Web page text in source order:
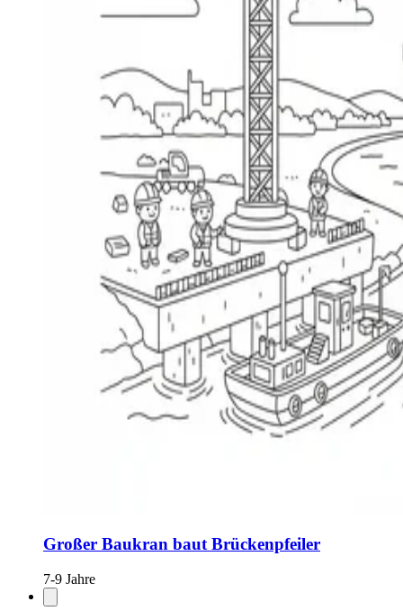
Großer Baukran baut Brückenpfeiler
7-9 Jahre